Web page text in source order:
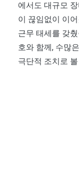
에서도 대규모
이 끊임없이 이
근무 태세를 갖
호와 함께, 수많
극단적 조치로